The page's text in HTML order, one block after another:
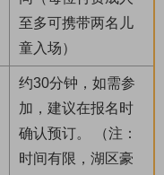
至多可携带两名儿
童入场）
约30分钟，如需参
加，建议在报名时
确认预订。 （注：
时间有限，湖区豪